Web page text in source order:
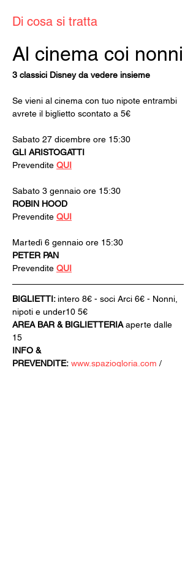
Di cosa si tratta
Al cinema coi nonni
3 classici Disney da vedere insieme
Se vieni al cinema con tuo nipote entrambi
avrete il biglietto scontato a 5€
Sabato 27 dicembre ore 15:30
GLI ARISTOGATTI
Prevendite QUI
Sabato 3 gennaio ore 15:30
ROBIN HOOD
Prevendite QUI
Martedì 6 gennaio ore 15:30
PETER PAN
Prevendite QUI
BIGLIETTI: intero 8€ - soci Arci 6€ - Nonni,
nipoti e under10 5€
AREA BAR & BIGLIETTERIA aperte dalle
15
INFO &
PREVENDITE: www.spaziogloria.com /